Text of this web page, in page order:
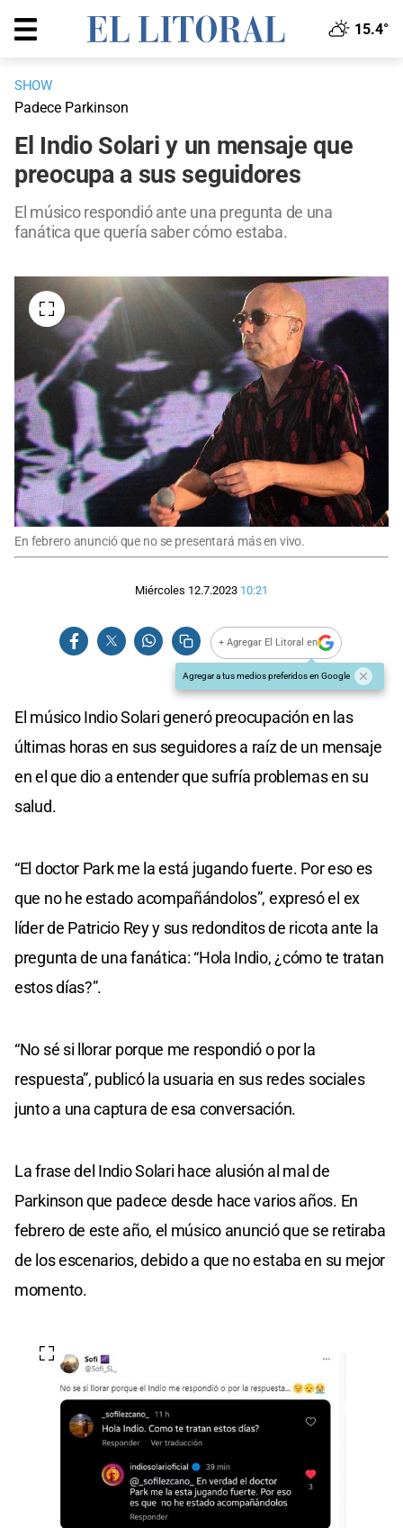
15.4°
SHOW
Padece Parkinson
El Indio Solari y un mensaje que
preocupa a sus seguidores
El músico respondió ante una pregunta de una
fanática que quería saber cómo estaba.
En febrero anunció que no se presentará más en vivo.
Miércoles 12.7.2023 10:21
+ Agregar El Litoral en
Agregar a tus medios preferidos en Google
El músico Indio Solari generó preocupación en las
últimas horas en sus seguidores a raíz de un mensaje
en el que dio a entender que sufría problemas en su
salud.
“El doctor Park me la está jugando fuerte. Por eso es
que no he estado acompañándolos”, expresó el ex
líder de Patricio Rey y sus redonditos de ricota ante la
pregunta de una fanática: “Hola Indio, ¿cómo te tratan
estos días?”.
“No sé si llorar porque me respondió o por la
respuesta”, publicó la usuaria en sus redes sociales
junto a una captura de esa conversación.
La frase del Indio Solari hace alusión al mal de
Parkinson que padece desde hace varios años. En
febrero de este año, el músico anunció que se retiraba
de los escenarios, debido a que no estaba en su mejor
momento.